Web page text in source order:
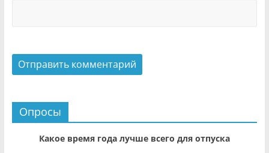
Опросы
Какое время года лучше всего для отпуска